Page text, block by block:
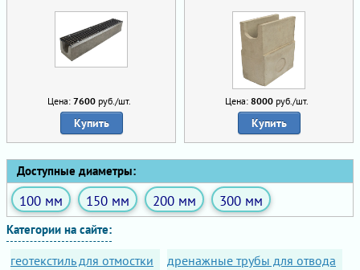
Цена: 7600 руб./шт.
Купить
Цена: 8000 руб./шт.
Купить
Доступные диаметры:
100 мм 150 мм 200 мм 300 мм
Категории на сайте:
геотекстиль для отмостки
дренажные трубы для отвода